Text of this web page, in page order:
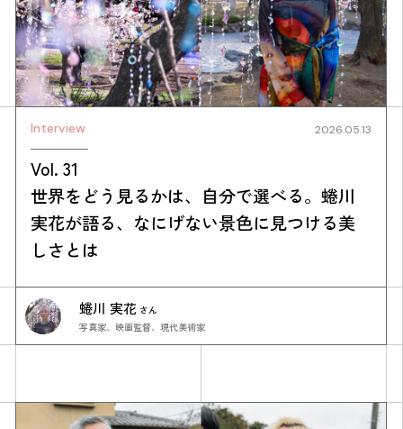
Interview 2026.05.13
Vol. 31
世界をどう見るかは、自分で選べる。蜷川
実花が語る、なにげない景色に見つける美
しさとは
蜷川 実花 さん
写真家、映画監督、現代美術家